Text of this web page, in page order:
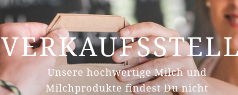
Unsere hochwertige Milch und
Milchprodukte findest Du nicht